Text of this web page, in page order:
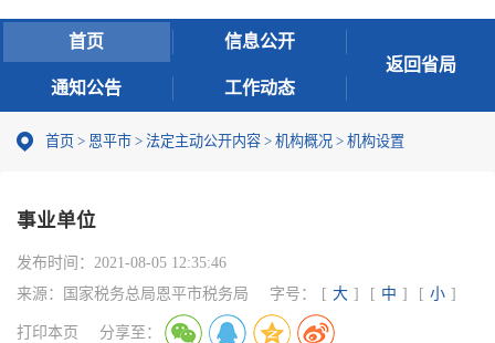
首页 信息公开
通知公告 工作动态
返回省局
首页 > 恩平市 > 法定主动公开内容 > 机构概况 > 机构设置
事业单位
发布时间： 2021-08-05 12:35:46
来源：
国家税务总局恩平市税务局 字号： [ 大 ] [ 中 ] [ 小 ]
打印本页 分享至：